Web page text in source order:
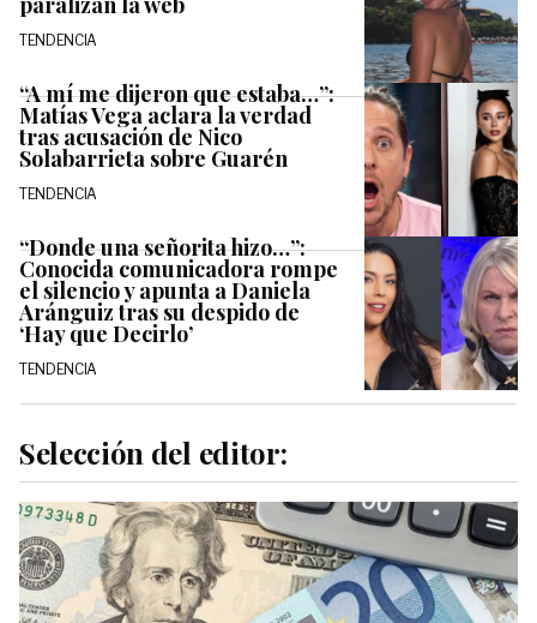
TENDENCIA
“A mí me dijeron que estaba…”:
Matías Vega aclara la verdad
tras acusación de Nico
Solabarrieta sobre Guarén
TENDENCIA
“Donde una señorita hizo…”:
Conocida comunicadora rompe
el silencio y apunta a Daniela
Aránguiz tras su despido de
‘Hay que Decirlo’
TENDENCIA
Selección del editor: